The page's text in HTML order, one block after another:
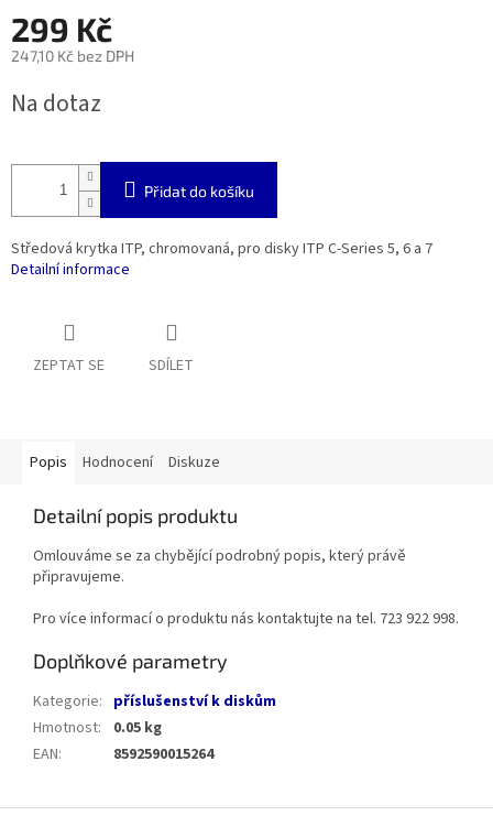
299 Kč
247,10 Kč bez DPH
cena:
Na dotaz
Přidat do košíku
Středová krytka ITP, chromovaná, pro disky ITP C-Series 5, 6 a 7
Detailní informace
ZEPTAT SE SDÍLET
Popis Hodnocení Diskuze
Detailní popis produktu
Omlouváme se za chybějící podrobný popis, který právě
připravujeme.
Pro více informací o produktu nás kontaktujte na tel. 723 922 998.
Doplňkové parametry
Kategorie: příslušenství k diskům
Hmotnost:
0.05 kg
EAN: 8592590015264